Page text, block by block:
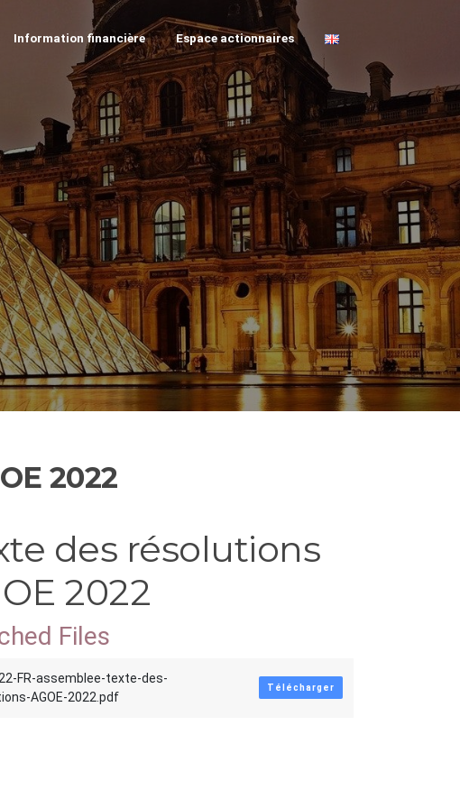
Information financière Espace actionnaires
2022
des résolutions
2022
Files
FR-assemblee-texte-des-
AGOE-2022.pdf
Télécharger